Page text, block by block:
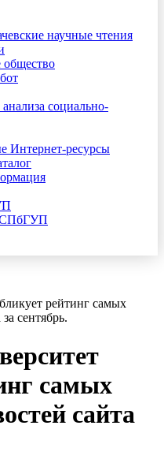
научные чтения
общество
социально-
Интернет-ресурсы
СПбГУП
рейтинг самых
сентябрь.
самых
сайта